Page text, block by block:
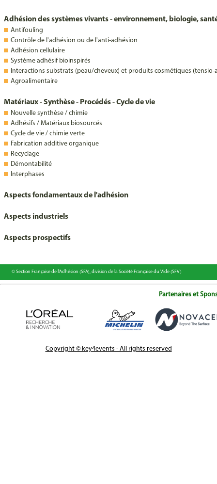
Adhésion des systèmes vivants - environnement, biologie,
Antifouling
Contrôle de l'adhésion ou de l'anti-adhésion
Adhésion cellulaire
Système adhésif bioinspirés
Interactions substrats (peau/cheveux) et produits cosmétiques
Agroalimentaire
Matériaux - Synthèse - Procédés - Cycle de vie
Nouvelle synthèse / chimie
Adhésifs / Matériaux biosourcés
Cycle de vie / chimie verte
Fabrication additive organique
Recyclage
Démontabilité
Interphases
Aspects fondamentaux de l'adhésion
Aspects industriels
Aspects prospectifs
© Section Française de l'Adhésion (SFA), division de la Société Française du Vide (SFV)
Partenaires et
Copyright © key4events - All rights reserved